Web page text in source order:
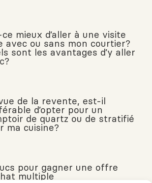
mieux d’aller à une visite
avec ou sans mon courtier?
sont les avantages d’y aller
de la revente, est-il
d’opter pour un
de quartz ou de stratifié
ma cuisine?
pour gagner une offre
multiple